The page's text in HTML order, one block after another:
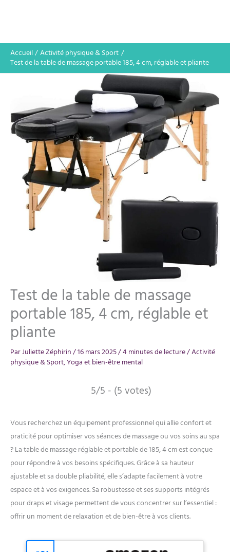
Accueil
Activité physique & Sport
Test de la table de massage portable 185, 4 cm, réglable et pliante
Test de la table de massage
portable 185, 4 cm, réglable et
pliante
ParJuliette Zéphirin/16 mars 2025/4 minutes de lecture/Activité
physique & Sport,Yoga et bien-être mental
5/5 - (5 votes)
Vous recherchez un équipement professionnel qui allie confort et
praticité pour optimiser vos séances de massage ou vos soins au spa
? La table de massage réglable et portable de 185, 4 cm est conçue
pour répondre à vos besoins spécifiques. Grâce à sa hauteur
ajustable et sa double pliabilité, elle s’adapte facilement à votre
espace et à vos exigences. Sa robustesse et ses supports intégrés
pour draps et visage permettent de vous concentrer sur l’essentiel :
offrir un moment de relaxation et de bien-être à vos clients.